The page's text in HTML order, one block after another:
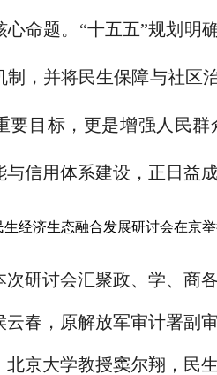
心命题。“十五五”规划明
制，并将民生保障与社区
要目标，更是增强人民
信用体系建设，正日益
次研讨会汇聚政、学、商
云春，原解放军审计署副
京大学教授窦尔翔，民